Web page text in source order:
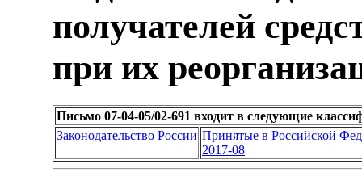
получателей
при их
Письмо 07-04-05/02-691 входит в следующие
Законодательство России Принятые в Российской
2017-08